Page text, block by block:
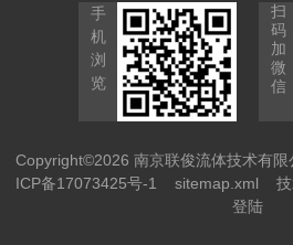
手
机
浏
览
扫
码
加
微
信
Copyright©2026 南京联俊流体技术有
ICP备17073425号-1
sitemap.xml 技
登陆